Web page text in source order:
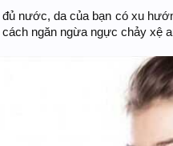
đủ nước, da của bạn có xu
ngăn ngừa ngực chảy xệ